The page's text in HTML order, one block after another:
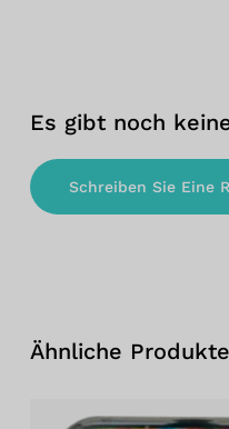
Es gibt noch
Schreiben Sie Eine
Ähnliche Produkte